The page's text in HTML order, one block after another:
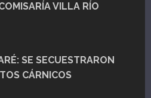
VILLA RÍO
SE SECUESTRARON
CÁRNICOS